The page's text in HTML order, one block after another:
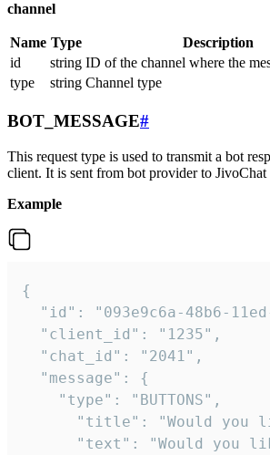
channel
Name Type
Description
id
string ID of the channel where the
type
string Channel type
BOT_MESSAGE#
This request type is used to transmit a bot
client. It is sent from bot provider to JivoChat
Example
{
"id": "093e9c6a-48b6-
  "client_id": "1235",
  "chat_id": "2041",
  "message": {
    "type": "BUTTONS",
"title": "Would you
"text": "Would you